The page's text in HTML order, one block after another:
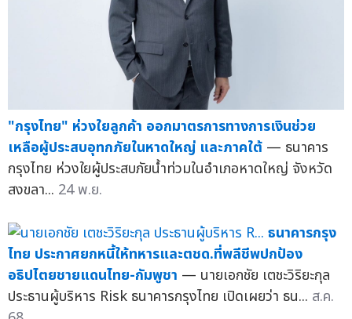
"กรุงไทย" ห่วงใยลูกค้า ออกมาตรการทางการเงินช่วย
เหลือผู้ประสบอุทกภัยในหาดใหญ่ และภาคใต้ — ธนาคาร
กรุงไทย ห่วงใยผู้ประสบภัยน้ำท่วมในอำเภอหาดใหญ่ จังหวัด
สงขลา... 24 พ.ย.
ธนาคารกรุง
ไทย ประกาศยกหนี้ให้ทหารและตชด.ที่พลีชีพปกป้อง
อธิปไตยชายแดนไทย-กัมพูชา — นายเอกชัย เตชะวิริยะกุล
ประธานผู้บริหาร Risk ธนาคารกรุงไทย เปิดเผยว่า ธน... ส.ค.